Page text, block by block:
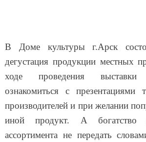
В Доме культуры г.Арск
дегустация продукции местных
ходе проведения
ознакомиться с презентациями
производителей и при желании
иной продукт. А богатство
ассортимента не передать